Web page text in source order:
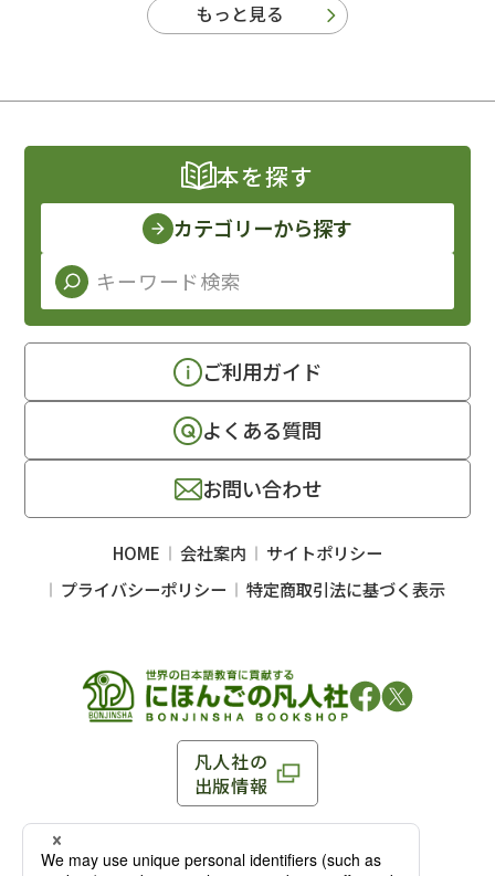
もっと見る
凡人社の
出版情報
〒102-0093 東京都千代田区平河町 1-3-13 8F
TEL：03-3263-3959／FAX：03-3263-3116
本を探す
カテゴリーから探す
ご利用ガイド
よくある質問
お問い合わせ
HOME 会社案内
サイトポリシー
プライバシーポリシー
特定商取引法に基づく表示